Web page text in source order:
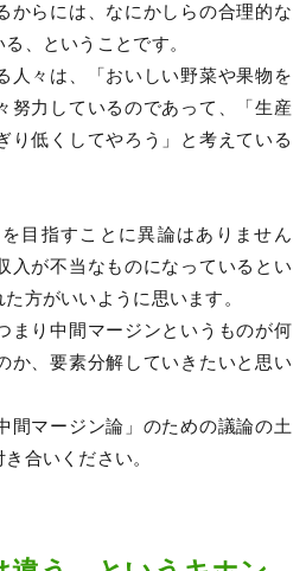
からには、なにかしらの合理的な
、ということです。
人々は、「おいしい野菜や果物を
努力しているのであって、「生産
り低くしてやろう」と考えている
目指すことに異論はありません
入が不当なものになっているとい
方がいいように思います。
まり中間マージンというものが何
か、要素分解していきたいと思い
間マージン論」のための議論の土
合いください。